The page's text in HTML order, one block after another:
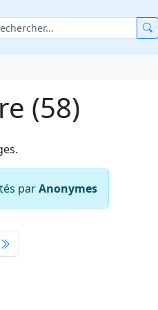
(58)
parAnonymes